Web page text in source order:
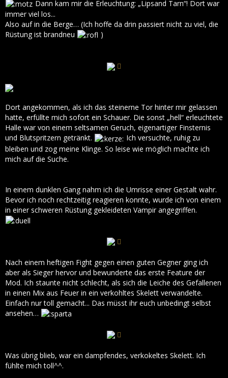
Dann kam mir die Erleuchtung: „Lipsand Tarn“! Dort war
immer viel los...
Also auf in die Berge… (Ich hoffe da drin passiert nicht zu viel, die
Rüstung ist brandneu
)
Dort angekommen, als ich das steinerne Tor hinter mir gelassen
hatte, erfüllte mich sofort ein Schauer. Die sonst „hell“ erleuchtete
Halle war von einem seltsamen Geruch, eigenartiger Finsternis
und Blutspritzern getränkt.
Ich versuchte, ruhig zu
bleiben und zog meine Klinge. So leise wie möglich machte ich
mich auf die Suche.
In einem dunklen Gang nahm ich die Umrisse einer Gestalt wahr.
Bevor ich noch rechtzeitig reagieren konnte, wurde ich von einem
in einer schweren Rüstung gekleideten Vampir angegriffen.
Nach einem heftigen Fight gegen einen guten Gegner ging ich
aber als Sieger hervor und bewunderte das erste Feature der
Mod. Ich staunte nicht schlecht, als sich die Leiche des Gefallenen
in einen Mix aus Feuer in ein verkohltes Skelett verwandelte.
Einfach nur toll gemacht... Das müsst ihr euch unbedingt selbst
ansehen…
Was übrig blieb, war ein dampfendes, verkokeltes Skelett. Ich
fühlte mich toll^^.